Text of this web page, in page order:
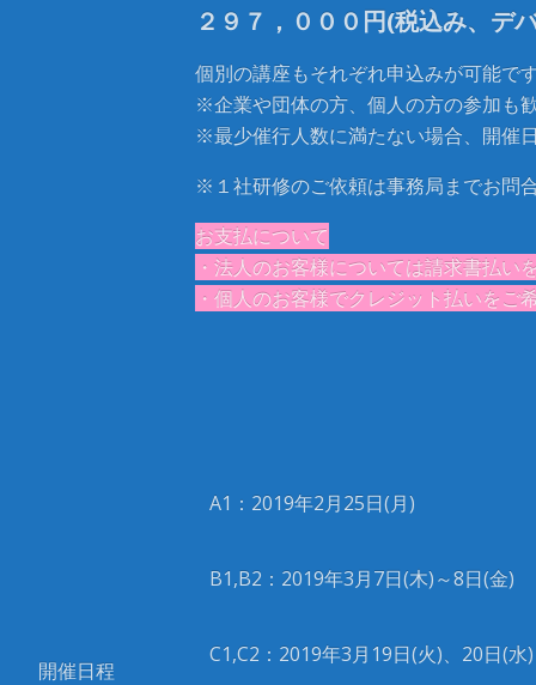
２９７，０００円(税込み、 デ
個別の講座もそれぞれ申込みが可能で
※企業や団体の方、個人の方の参加も
※最少催行人数に満たない場合、開催
※１社研修のご依頼は事務局までお問
お支払について
・法人のお客様については請求書払い
・個人のお客様でクレジット払いを
開催日程
A1：2019年2月25日(月)
B1,B2：2019年3月7日(木)～8日(金)
C1,C2：2019年3月19日(火)、20日(水)